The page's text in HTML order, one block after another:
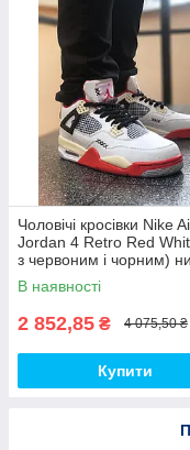
Чоловічі кросівки Nike
Jordan 4 Retro Red
з червоним і чорним)
демі кроси PD7361 топ
В наявності
2 852,85 ₴ 4 075,50 ₴
Купити